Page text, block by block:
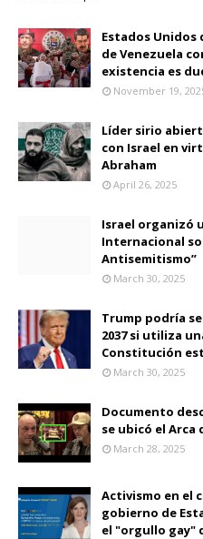
Estados Unidos
de Venezuela
existencia es
November 19,
Líder sirio
con Israel en
Abraham
April 26, 2025
Israel organizó
Internacional
Antisemitismo”
March 30, 2025
Trump podría
2037 si utiliza
Constitución
March 30, 2025
Documento
se ubicó el Arca
March 28, 2025
Activismo en el
gobierno de
el "orgullo gay"